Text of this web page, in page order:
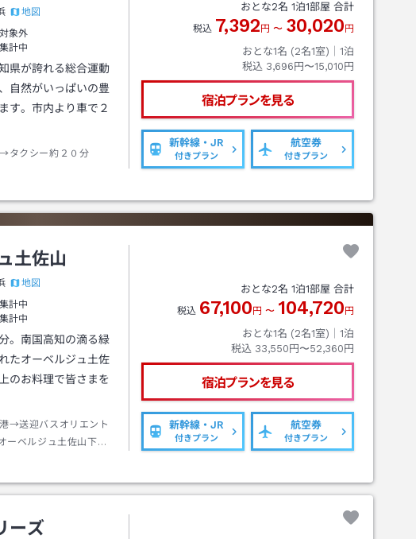
地図
対象外
集計中
県が誇れる総合運動
自然がいっぱいの豊
す。市内より車で２
タクシー約２０分
おとな2名 1泊1部屋 合計
税込 7,392 円 〜 30,020 円
おとな1名 (2名1室)｜ 1泊
税込 3,696円〜15,010円
宿泊プランを見る
新幹線・JR
付きプラン
航空券
付きプラン
土佐山
地図
集計中
集計中
。南国高知の滴る緑
たオーベルジュ土佐
のお料理で皆さまを
→送迎バスオリエント
ーベルジュ土佐山下車
おとな2名 1泊1部屋 合計
税込 67,100 円 〜 104,720 円
おとな1名 (2名1室)｜ 1泊
税込 33,550円〜52,360円
宿泊プランを見る
新幹線・JR
付きプラン
航空券
付きプラン
ーズ